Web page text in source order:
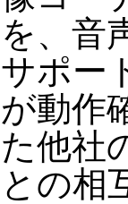
を、音
サポー
が動作
た他社
との相